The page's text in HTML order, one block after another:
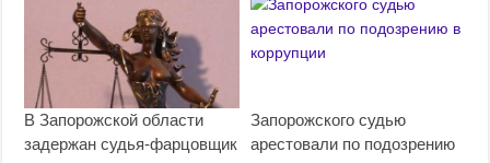
В Запорожской области
задержан судья-фарцовщик
Запорожского судью
арестовали по подозрению